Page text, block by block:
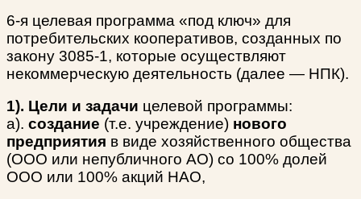
6-я целевая программа «под ключ» для
потребительских кооперативов, созданных по
закону 3085-1, которые осуществляют
некоммерческую деятельность (далее — НПК).
1). Цели и задачи целевой программы:
а). создание (т.е. учреждение) нового
предприятия в виде хозяйственного общества
(ООО или непубличного АО) со 100% долей
ООО или 100% акций НАО,